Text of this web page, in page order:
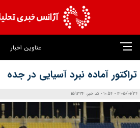
عناوین اخبار
تراکتور آماده نبرد آسیایی در جده
1405/01/24 - 10:54 - کد خبر: 159234